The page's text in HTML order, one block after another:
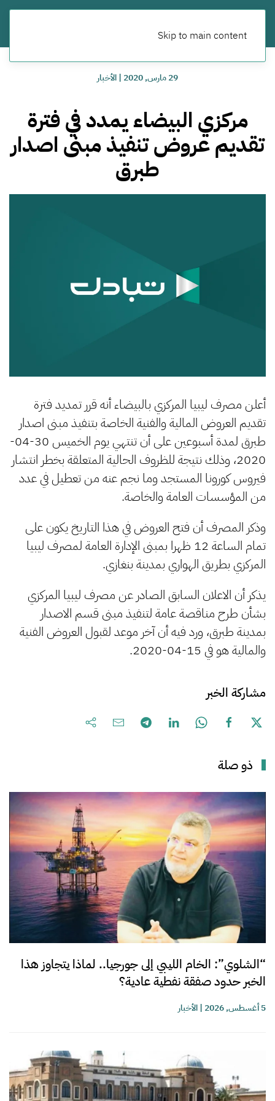
Skip to main content
29 مارس, 2020 |الأخبار
مركزي البيضاء يمدد في فترة
تقديم عروض تنفيذ مبنى اصدار
طبرق
أعلن مصرف ليبيا المركزي بالبيضاء أنه قرر تمديد فترة
تقديم العروض المالية والفنية الخاصة بتنفيذ مبنى اصدار
طبرق لمدة أسبوعين على أن تنتهي يوم الخميس 30-04-
2020، وذلك نتيجة للظروف الحالية المتعلقة بخطر انتشار
فيروس كورونا المستجد وما نجم عنه من تعطيل في عدد
من المؤسسات العامة والخاصة.
وذكر المصرف أن فتح العروض في هذا التاريخ يكون على
تمام الساعة 12 ظهرا بمبنى الإدارة العامة لمصرف ليبيا
المركزي بطريق الهواري بمدينة بنغازي.
يذكر أن الاعلان السابق الصادر عن مصرف ليبيا المركزي
بشأن طرح مناقصة عامة لتنفيذ مبنى قسم الاصدار
بمدينة طبرق، ورد فيه أن آخر موعد لقبول العروض الفنية
والمالية هو في 15-04-2020.
مشاركة الخبر
ذو صلة
“الشلوي”: الخام الليبي إلى جورجيا.. لماذا يتجاوز هذا
الخبر حدود صفقة نفطية عادية؟
5 أغسطس, 2026 |الأخبار